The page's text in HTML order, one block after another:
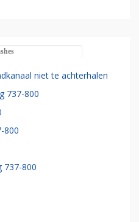
niet te achterhalen
737-800
800
737-800